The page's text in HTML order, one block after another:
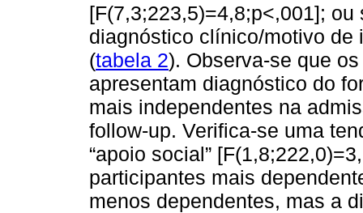
[F(7,3;223,5)=4,8;p<,001];
diagnóstico clínico/motivo de
(tabela 2). Observa-se que
apresentam diagnóstico do
mais independentes na
follow-up. Verifica-se uma
“apoio social”
participantes mais
menos dependentes, mas a